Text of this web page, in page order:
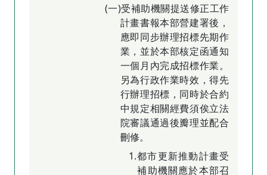
(一)受補助機關提送修正工作
計畫書報本部營建署後，
應即同步辦理招標先期作
業，並於本部核定函通知
一個月內完成招標作業。
另為行政作業時效，得先
行辦理招標，同時於合約
中規定相關經費須俟立法
院審議通過後瓣理並配合
刪修。
1.都市更新推動計畫受
補助機關應於本部召